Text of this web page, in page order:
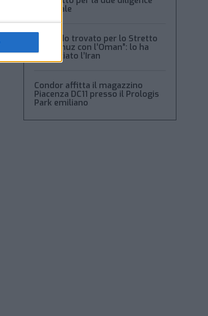
aziendale
“Accordo trovato per lo Stretto
di Hormuz con l’Oman”: lo ha
annunciato l’Iran
Condor affitta il magazzino
Piacenza DC11 presso il Prologis
Park emiliano